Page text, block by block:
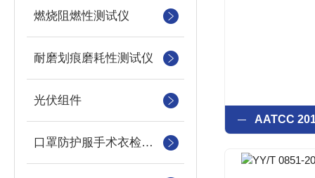
燃烧阻燃性测试仪
耐磨划痕磨耗性测试仪
光伏组件
口罩防护服手术衣检测设备